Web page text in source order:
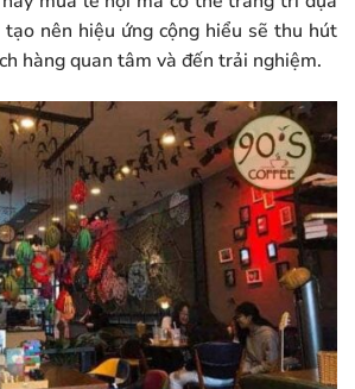
nên hiệu ứng cộng hiểu sẽ thu hút
hàng quan tâm và đến trải nghiệm.